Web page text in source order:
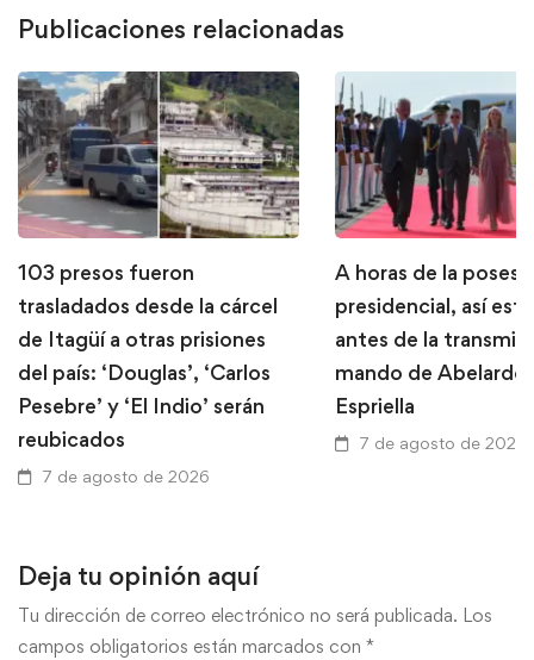
Publicaciones relacionadas
103 presos fueron
trasladados desde la cárcel
de Itagüí a otras prisiones
del país: ‘Douglas’, ‘Carlos
Pesebre’ y ‘El Indio’ serán
reubicados
7 de agosto de 2026
A horas de la
presidencial, así
antes de la
mando de Abelardo
Espriella
7 de agosto de 2026
Deja tu opinión aquí
Tu dirección de correo electrónico no será publicada. Los
campos obligatorios están marcados con *